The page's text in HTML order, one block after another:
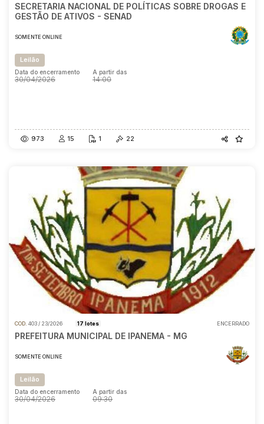
SECRETARIA NACIONAL DE POLÍTICAS SOBRE DROGAS E
GESTÃO DE ATIVOS - SENAD
SOMENTE ONLINE
Leilão
Data do encerramento
30/04/2026
A partir das
14:00
973 15 1 22
COD. 403 / 23/2026 17 lotes ENCERRADO
PREFEITURA MUNICIPAL DE IPANEMA - MG
SOMENTE ONLINE
Leilão
Data do encerramento
30/04/2026
A partir das
09:30